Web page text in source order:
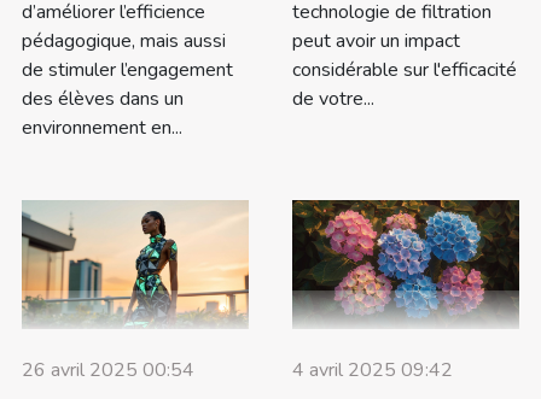
d’améliorer l’efficience
pédagogique, mais aussi
de stimuler l’engagement
des élèves dans un
environnement en...
technologie de filtration
peut avoir un impact
considérable sur l'efficacité
de votre...
26 avril 2025 00:54
4 avril 2025 09:42